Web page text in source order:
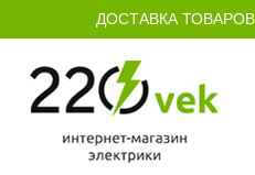
ДОСТАВКА